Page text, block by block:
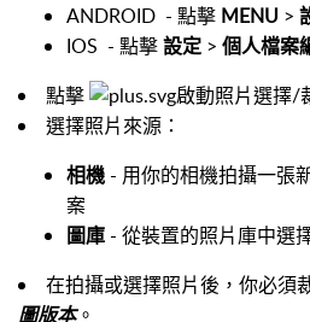
ANDROID - 點擊 MENU >
IOS - 點擊設定 > 個人檔案
點擊
啟動照片選擇/
選擇照片來源：
相機 - 用你的相機拍攝一張
案
圖庫 - 從裝置的照片庫中選
在拍攝或選擇照片後，你必須
圖版本。